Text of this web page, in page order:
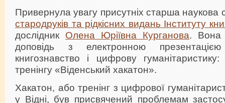
Привернула увагу присутніх старша наукова
стародруків та рідкісних видань Інституту
дослідник Олена Юріївна Курганова. Вона
доповідь з електронною
книгознавство і цифрову
тренінгу «Віденський хакатон».
Хакатон, або тренінг з цифрової
у Відні, був присвячений проблемам